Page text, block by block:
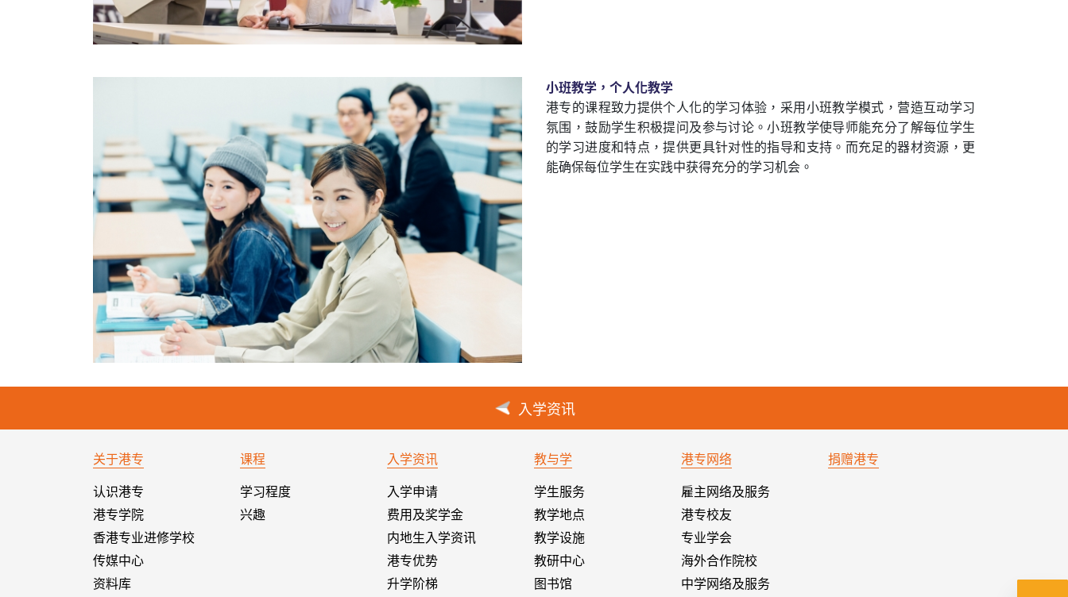
小班教学，个人化教学
港专的课程致力提供个人化的学习体验，采用小班教学模式，营造互动学习
氛围，鼓励学生积极提问及参与讨论。小班教学使导师能充分了解每位学生
的学习进度和特点，提供更具针对性的指导和支持。而充足的器材资源，更
能确保每位学生在实践中获得充分的学习机会。
入学资讯
关于港专
认识港专
港专学院
香港专业进修学校
传媒中心
资料库
课程
学习程度
兴趣
入学资讯
入学申请
费用及奖学金
内地生入学资讯
港专优势
升学阶梯
教与学
学生服务
教学地点
教学设施
教研中心
图书馆
港专网络
雇主网络及服务
港专校友
专业学会
海外合作院校
中学网络及服务
捐赠港专